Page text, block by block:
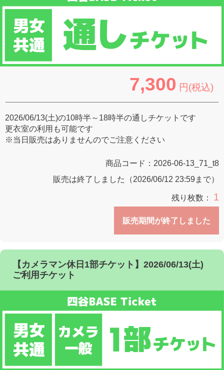
7,300 円(税込)
2026/06/13(土)の10時半～18時半の通しチケットです
更衣室の利用も可能です
※当日販売はありませんのでご注意ください
商品コード： 2026-06-13_71_t8
販売は終了しました（2026/06/12 23:59まで）
残り枚数： 1
販売期間が終了しました
【カメラマン休日1部チケット】2026/06/13(土)
ご利用チケット